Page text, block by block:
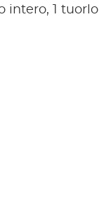
intero, 1 tuorlo